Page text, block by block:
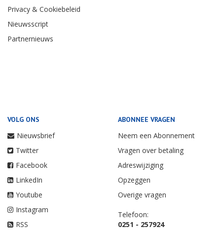
Privacy & Cookiebeleid
Nieuwsscript
Partnernieuws
VOLG ONS
Nieuwsbrief
Twitter
Facebook
LinkedIn
Youtube
Instagram
RSS
ABONNEE VRAGEN
Neem een Abonnement
Vragen over betaling
Adreswijziging
Opzeggen
Overige vragen
Telefoon:
0251 - 257924